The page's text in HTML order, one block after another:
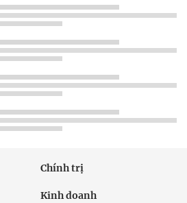
Chính trị
Kinh doanh